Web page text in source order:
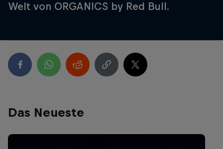
Welt von ORGANICS by Red Bull.
Das Neueste